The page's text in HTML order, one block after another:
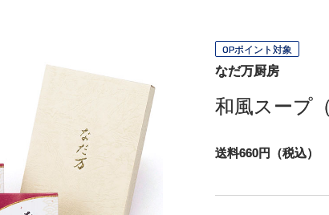
OPポイント対象
なだ万厨房
和風スープ
送料660円（税込）